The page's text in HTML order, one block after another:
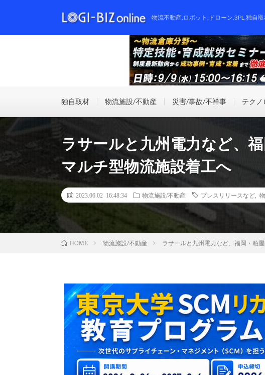
物流不動産,ロボット,ドローン,3PL,独自
独自取材 物流施設/不動産 災害/事故/不祥事 テク
ラサールと九州電力など、
マルチ型物流施設着工へ
2023.06.02 16:48:34 物流施設/不動産 プレスリリースなど
HOME 物流施設/不動産 ラサールと九州電力など、福岡・粕